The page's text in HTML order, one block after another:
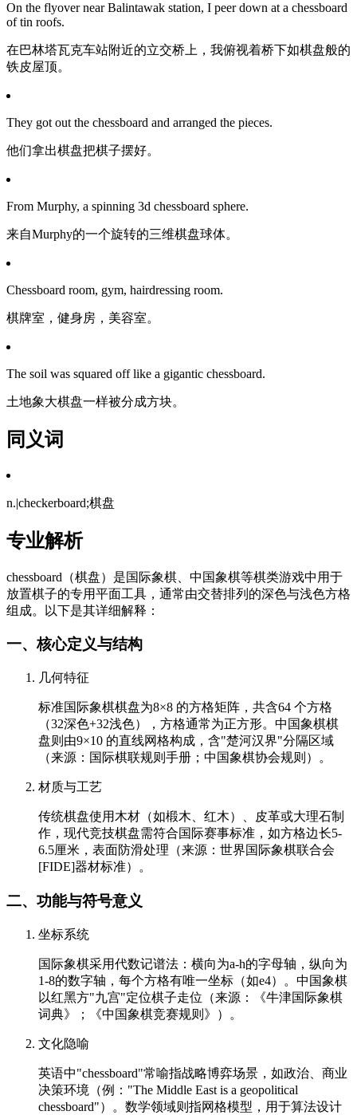
On the flyover near Balintawak station, I peer down at a chessboard
of tin roofs.
在巴林塔瓦克车站附近的立交桥上，我俯视着桥下如棋盘般的
铁皮屋顶。
They got out the chessboard and arranged the pieces.
他们拿出棋盘把棋子摆好。
From Murphy, a spinning 3d chessboard sphere.
来自Murphy的一个旋转的三维棋盘球体。
Chessboard room, gym, hairdressing room.
棋牌室，健身房，美容室。
The soil was squared off like a gigantic chessboard.
土地象大棋盘一样被分成方块。
同义词
n.|checkerboard;棋盘
专业解析
chessboard（棋盘）是国际象棋、中国象棋等棋类游戏中用于
放置棋子的专用平面工具，通常由交替排列的深色与浅色方格
组成。以下是其详细解释：
一、核心定义与结构
几何特征
标准国际象棋棋盘为8×8 的方格矩阵，共含64 个方格
（32深色+32浅色），方格通常为正方形。中国象棋棋
盘则由9×10 的直线网格构成，含"楚河汉界"分隔区域
（来源：国际棋联规则手册；中国象棋协会规则）。
材质与工艺
传统棋盘使用木材（如椴木、红木）、皮革或大理石制
作，现代竞技棋盘需符合国际赛事标准，如方格边长5-
6.5厘米，表面防滑处理（来源：世界国际象棋联合会
[FIDE]器材标准）。
二、功能与符号意义
坐标系统
国际象棋采用代数记谱法：横向为a-h的字母轴，纵向为
1-8的数字轴，每个方格有唯一坐标（如e4）。中国象棋
以红黑方"九宫"定位棋子走位（来源：《牛津国际象棋
词典》；《中国象棋竞赛规则》）。
文化隐喻
英语中"chessboard"常喻指战略博弈场景，如政治、商业
决策环境（例："The Middle East is a geopolitical
chessboard"）。数学领域则指网格模型，用于算法设计